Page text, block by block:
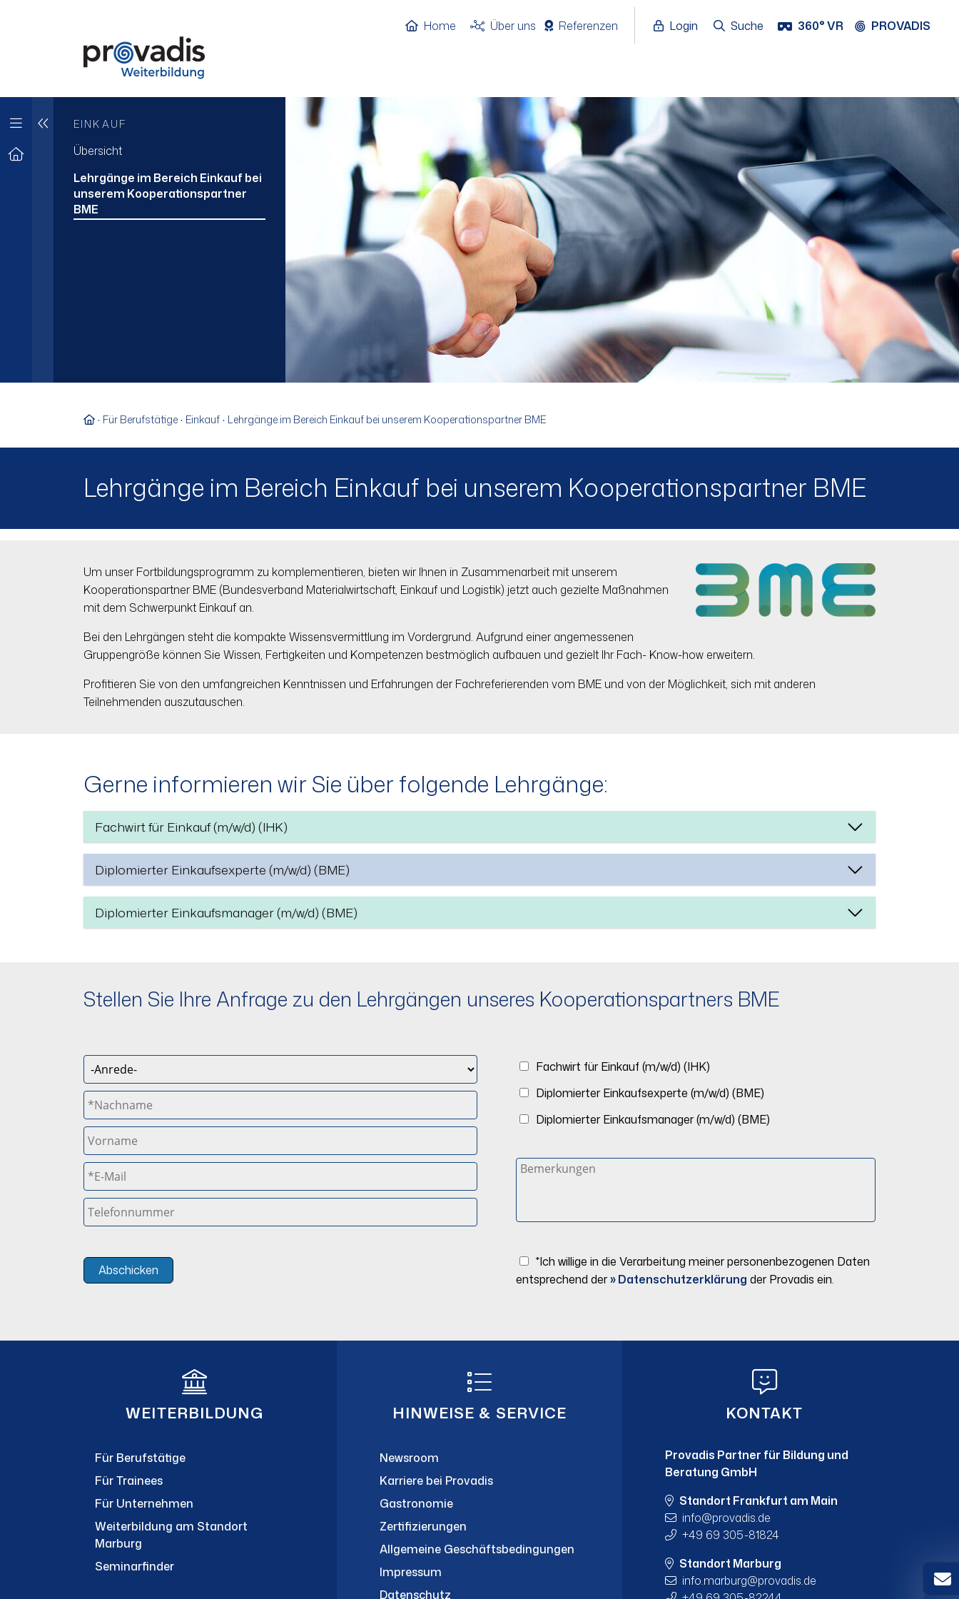
Home Über uns Referenzen Login Suche 360° VR PROVADIS
EINKAUF
Übersicht
Lehrgänge im Bereich Einkauf bei
unserem Kooperationspartner
BME
Zur Startseite
Für Berufstätige Einkauf Lehrgänge im Bereich Einkauf bei unserem Kooperationspartner BME
Lehrgänge im Bereich Einkauf bei unserem Kooperationspartner BME
Um unser Fortbildungsprogramm zu komplementieren, bieten wir Ihnen in Zusammenarbeit mit unserem
Kooperationspartner BME (Bundesverband Materialwirtschaft, Einkauf und Logistik) jetzt auch gezielte Maßnahmen
mit dem Schwerpunkt Einkauf an.
Bei den Lehrgängen steht die kompakte Wissensvermittlung im Vordergrund. Aufgrund einer angemessenen
Gruppengröße können Sie Wissen, Fertigkeiten und Kompetenzen bestmöglich aufbauen und gezielt Ihr Fach- Know-how erweitern.
Profitieren Sie von den umfangreichen Kenntnissen und Erfahrungen der Fachreferierenden vom BME und von der Möglichkeit, sich mit anderen
Teilnehmenden auszutauschen.
Gerne informieren wir Sie über folgende Lehrgänge:
Fachwirt für Einkauf (m/w/d) (IHK)
Diplomierter Einkaufsexperte (m/w/d) (BME)
Diplomierter Einkaufsmanager (m/w/d) (BME)
Stellen Sie Ihre Anfrage zu den Lehrgängen unseres Kooperationspartners BME
Abschicken
Fachwirt für Einkauf (m/w/d) (IHK)
Diplomierter Einkaufsexperte (m/w/d) (BME)
Diplomierter Einkaufsmanager (m/w/d) (BME)
*Ich willige in die Verarbeitung meiner personenbezogenen Daten
entsprechend der» Daten­schutz­erklärung der Provadis ein.
WEITERBILDUNG
Für Berufstätige
Für Trainees
Für Unternehmen
Weiterbildung am Standort
Marburg
Seminarfinder
HINWEISE & SERVICE
Newsroom
Karriere bei Provadis
Gastronomie
Zertifizierungen
Allgemeine Geschäftsbedingungen
Impressum
Datenschutz
KONTAKT
Provadis Partner für Bildung und
Beratung GmbH
Standort Frankfurt am Main
info
provadis.de
+49 69 305-81824
Standort Marburg
info.marburg
provadis.de